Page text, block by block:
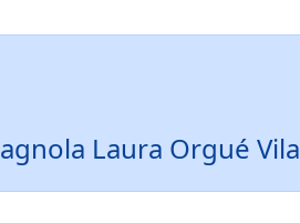
Laura Orgué Vila